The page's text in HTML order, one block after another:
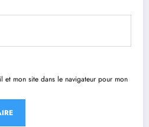
et mon site dans le navigateur pour mon